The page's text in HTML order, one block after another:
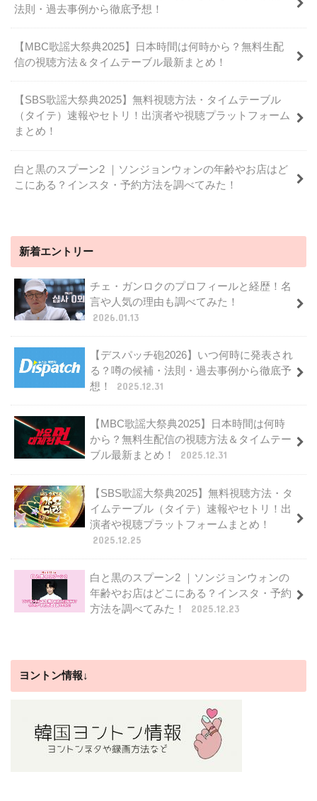
法則・過去事例から徹底予想！
【MBC歌謡大祭典2025】日本時間は何時から？無料生配
信の視聴方法＆タイムテーブル最新まとめ！
【SBS歌謡大祭典2025】無料視聴方法・タイムテーブル
（タイテ）速報やセトリ！出演者や視聴プラットフォーム
まとめ！
白と黒のスプーン2 ｜ソンジョンウォンの年齢やお店はど
こにある？インスタ・予約方法を調べてみた！
新着エントリー
チェ・ガンロクのプロフィールと経歴！名
言や人気の理由も調べてみた！
2026.01.13
【デスパッチ砲2026】いつ何時に発表され
る？噂の候補・法則・過去事例から徹底予
想！
2025.12.31
【MBC歌謡大祭典2025】日本時間は何時
から？無料生配信の視聴方法＆タイムテー
ブル最新まとめ！
2025.12.31
【SBS歌謡大祭典2025】無料視聴方法・タ
イムテーブル（タイテ）速報やセトリ！出
演者や視聴プラットフォームまとめ！
2025.12.25
白と黒のスプーン2 ｜ソンジョンウォンの
年齢やお店はどこにある？インスタ・予約
方法を調べてみた！
2025.12.23
ヨントン情報↓